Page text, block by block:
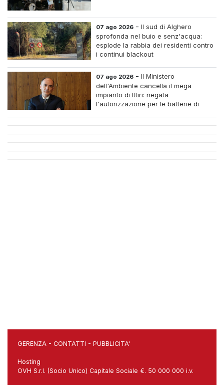
07 ago 2026 -Il sud di Alghero
sprofonda nel buio e senz'acqua:
esplode la rabbia dei residenti contro
i continui blackout
07 ago 2026 -Il Ministero
dell'Ambiente cancella il mega
impianto di Ittiri: negata
l'autorizzazione per le batterie di
GERENZA - CONTATTI - PUBBLICITA'
Hosting
OVH S.r.l. (Socio Unico) Capitale Sociale €. 50 000 000 i.v.